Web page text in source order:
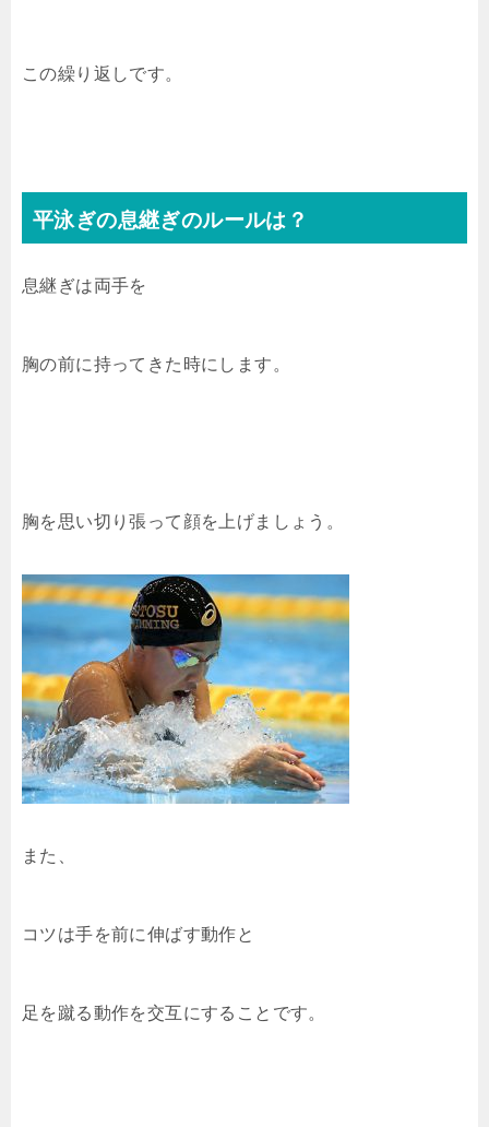
この繰り返しです。
平泳ぎの息継ぎのルールは？
息継ぎは両手を
胸の前に持ってきた時にします。
胸を思い切り張って顔を上げましょう。
また、
コツは手を前に伸ばす動作と
足を蹴る動作を交互にすることです。